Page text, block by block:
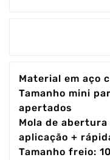
Material em aço
Tamanho mini
apertados
Mola de
aplicação +
Tamanho freio: